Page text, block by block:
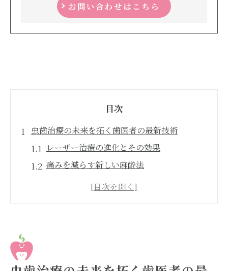
お問い合わせはこちら
目次
虫歯治療の未来を拓く歯医者の最新技術
レーザー治療の進化とその効果
痛みを減らす新しい麻酔法
デジタル技術がもたらす精度の向上
歯医者選びのポイント痛みを抑える虫歯治療